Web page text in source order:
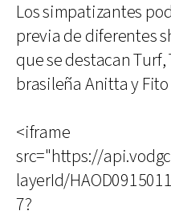
Los simpatizantes
previa de diferentes
que se destacan Turf,
brasileña Anitta y Fito
<iframe
src="https://
layerId/
7?